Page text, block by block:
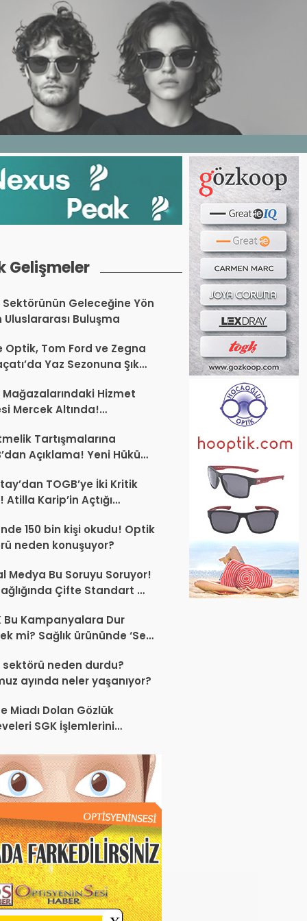
E DERGI WEB TV BIZE YAZIN
Gelişmeler
Geleceğine Yön
Uluslararası Buluşma
Optik, Tom Ford ve Zegna
Yaz Sezonuna Şık
Hizmet
Mercek Altında!
Tartışmalarına
Açıklama! Yeni Hüküm
TOGB’ye İki Kritik
Atilla Karip’in Açtığı
150 bin kişi okudu! Optik
neden konuşuyor?
Medya Bu Soruyu Soruyor!
Çifte Standart mı
Bu Kampanyalara Dur
mi? Sağlık ürününde ‘Set
neden durdu?
ayında neler yaşanıyor?
Miadı Dolan Gözlük
SGK İşlemlerini